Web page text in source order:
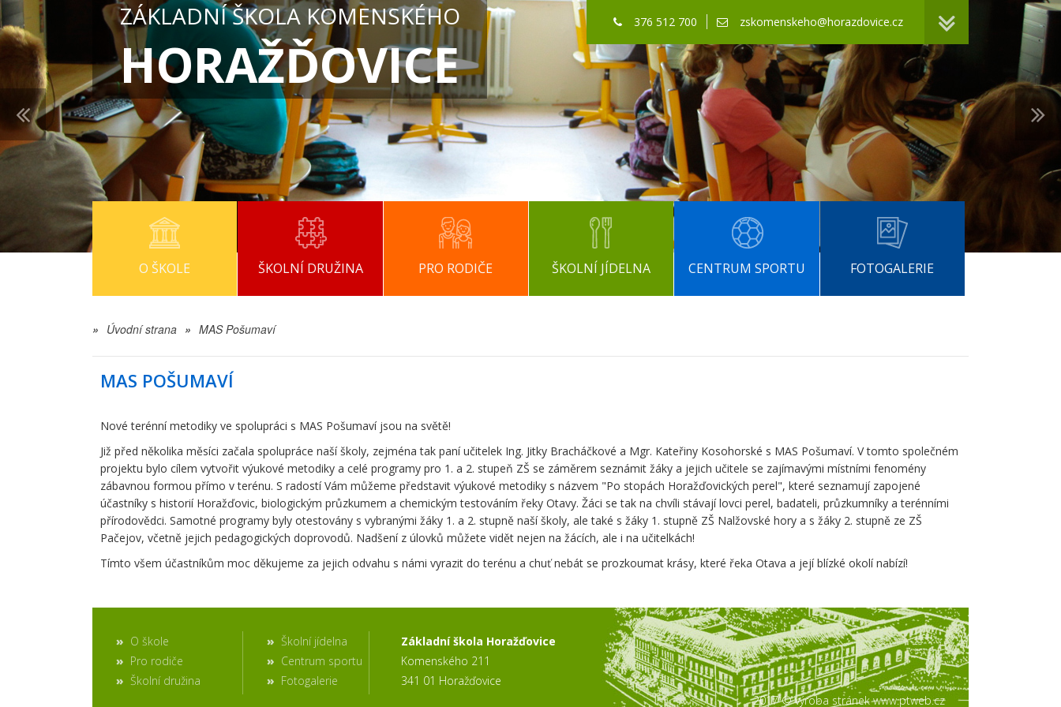
ZÁKLADNÍ ŠKOLA KOMENSKÉHO
HORAŽĎOVICE
376 512 700 zskomenskeho@horazdovice.cz
O ŠKOLE ŠKOLNÍ DRUŽINA PRO RODIČE ŠKOLNÍ JÍDELNA CENTRUM SPORTU FOTOGALERIE
» Úvodní strana » MAS Pošumaví
MAS POŠUMAVÍ
Nové terénní metodiky ve spolupráci s MAS Pošumaví jsou na světě!
Již před několika měsíci začala spolupráce naší školy, zejména tak paní učitelek Ing. Jitky Bracháčkové a Mgr. Kateřiny Kosohorské s MAS Pošumaví. V tomto společném
projektu bylo cílem vytvořit výukové metodiky a celé programy pro 1. a 2. stupeň ZŠ se záměrem seznámit žáky a jejich učitele se zajímavými místními fenomény
zábavnou formou přímo v terénu. S radostí Vám můžeme představit výukové metodiky s názvem "Po stopách Horažďovických perel", které seznamují zapojené
účastníky s historií Horažďovic, biologickým průzkumem a chemickým testováním řeky Otavy. Žáci se tak na chvíli stávají lovci perel, badateli, průzkumníky a terénními
přírodovědci. Samotné programy byly otestovány s vybranými žáky 1. a 2. stupně naší školy, ale také s žáky 1. stupně ZŠ Nalžovské hory a s žáky 2. stupně ze ZŠ
Pačejov, včetně jejich pedagogických doprovodů. Nadšení z úlovků můžete vidět nejen na žácích, ale i na učitelkách!
Tímto všem účastníkům moc děkujeme za jejich odvahu s námi vyrazit do terénu a chuť nebát se prozkoumat krásy, které řeka Otava a její blízké okolí nabízí!
O škole
Pro rodiče
Školní družina
Školní jídelna
Centrum sportu
Fotogalerie
Základní škola Horažďovice
Komenského 211
341 01 Horažďovice
2017 © výroba stránek www.ptweb.cz